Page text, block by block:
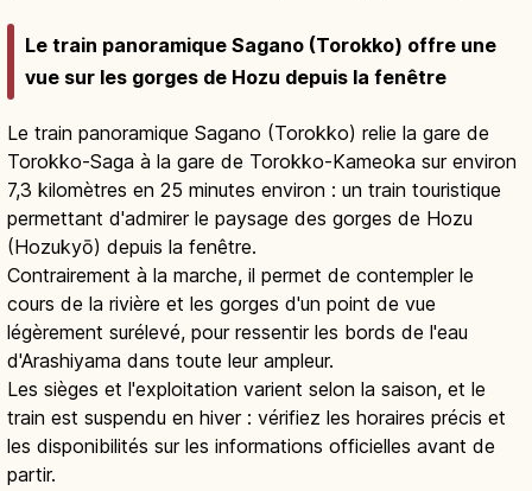
Le train panoramique Sagano (Torokko) offre une
vue sur les gorges de Hozu depuis la fenêtre
Le train panoramique Sagano (Torokko) relie la gare de
Torokko-Saga à la gare de Torokko-Kameoka sur environ
7,3 kilomètres en 25 minutes environ : un train touristique
permettant d'admirer le paysage des gorges de Hozu
(Hozukyō) depuis la fenêtre.
Contrairement à la marche, il permet de contempler le
cours de la rivière et les gorges d'un point de vue
légèrement surélevé, pour ressentir les bords de l'eau
d'Arashiyama dans toute leur ampleur.
Les sièges et l'exploitation varient selon la saison, et le
train est suspendu en hiver : vérifiez les horaires précis et
les disponibilités sur les informations officielles avant de
partir.